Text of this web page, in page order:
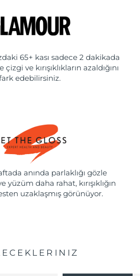
65+ kası sadece 2 dakikada
çizgi ve kırışıklıkların azaldığını
edebilirsiniz.
anında parlaklığı gözle
daha rahat, kırışıklığın
uzaklaşmış görünüyor.